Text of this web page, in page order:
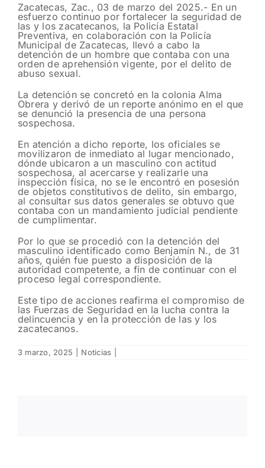
Zacatecas, Zac., 03 de marzo del 2025.- En un
esfuerzo continuo por fortalecer la seguridad de
las y los zacatecanos, la Policía Estatal
Preventiva, en colaboración con la Policía
Municipal de Zacatecas, llevó a cabo la
detención de un hombre que contaba con una
orden de aprehensión vigente, por el delito de
abuso sexual.
La detención se concretó en la colonia Alma
Obrera y derivó de un reporte anónimo en el que
se denunció la presencia de una persona
sospechosa.
En atención a dicho reporte, los oficiales se
movilizaron de inmediato al lugar mencionado,
dónde ubicaron a un masculino con actitud
sospechosa, al acercarse y realizarle una
inspección física, no se le encontró en posesión
de objetos constitutivos de delito, sin embargo,
al consultar sus datos generales se obtuvo que
contaba con un mandamiento judicial pendiente
de cumplimentar.
Por lo que se procedió con la detención del
masculino identificado como Benjamín N., de 31
años, quién fue puesto a disposición de la
autoridad competente, a fin de continuar con el
proceso legal correspondiente.
Este tipo de acciones reafirma el compromiso de
las Fuerzas de Seguridad en la lucha contra la
delincuencia y en la protección de las y los
zacatecanos.
3 marzo, 2025 Noticias